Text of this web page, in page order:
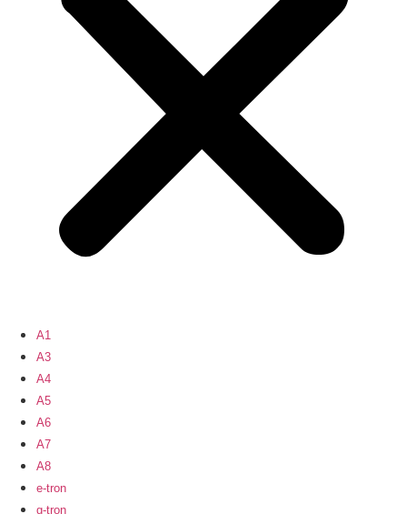
A1
A3
A4
A5
A6
A7
A8
e-tron
g-tron